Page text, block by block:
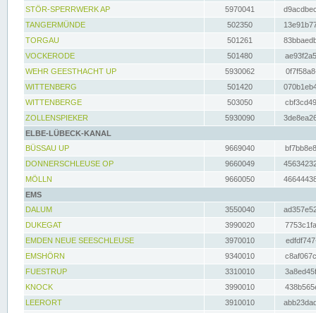
STÖR-SPERRWERK AP 5970041
TANGERMÜNDE
502350
TORGAU
501261
VOCKERODE
501480
WEHR GEESTHACHT UP
5930062
WITTENBERG
501420
WITTENBERGE
503050
ZOLLENSPIEKER
5930090
ELBE-LÜBECK-KANAL
BÜSSAU UP
9669040
DONNERSCHLEUSE OP
9660049
MÖLLN
9660050
EMS
DALUM
3550040
DUKEGAT
3990020
EMDEN NEUE SEESCHLEUSE
3970010
EMSHÖRN
9340010
FUESTRUP
3310010
KNOCK
3990010
LEERORT
3910010